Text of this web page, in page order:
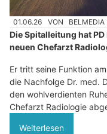
01.06.26 VON BELMEDIA
Die Spitalleitung hat
neuen Chefarzt
Er tritt seine Funktion
die Nachfolge Dr. med.
den wohlverdienten
Chefarzt Radiologie
Weiterlesen